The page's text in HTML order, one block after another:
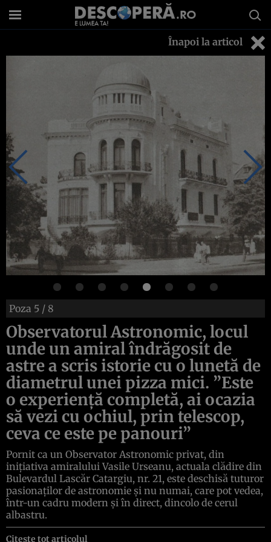
Înapoi la articol
Poza 5 / 8
Observatorul Astronomic, locul
unde un amiral îndrăgosit de
astre a scris istorie cu o lunetă de
diametrul unei pizza mici. ”Este
o experienţă completă, ai ocazia
să vezi cu ochiul, prin telescop,
ceva ce este pe panouri”
Pornit ca un Observator Astronomic privat, din
iniţiativa amiralului Vasile Urseanu, actuala clădire din
Bulevardul Lascăr Catargiu, nr. 21, este deschisă tuturor
pasionaţilor de astronomie şi nu numai, care pot vedea,
într-un cadru modern şi în direct, dincolo de cerul
albastru.
Citește tot articolul